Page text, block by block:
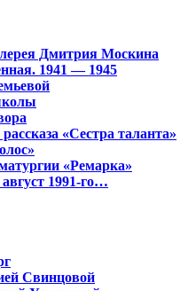
Дмитрия Москина
1941 — 1945
«Сестра таланта»
«Ремарка»
1991-го…
Свинцовой